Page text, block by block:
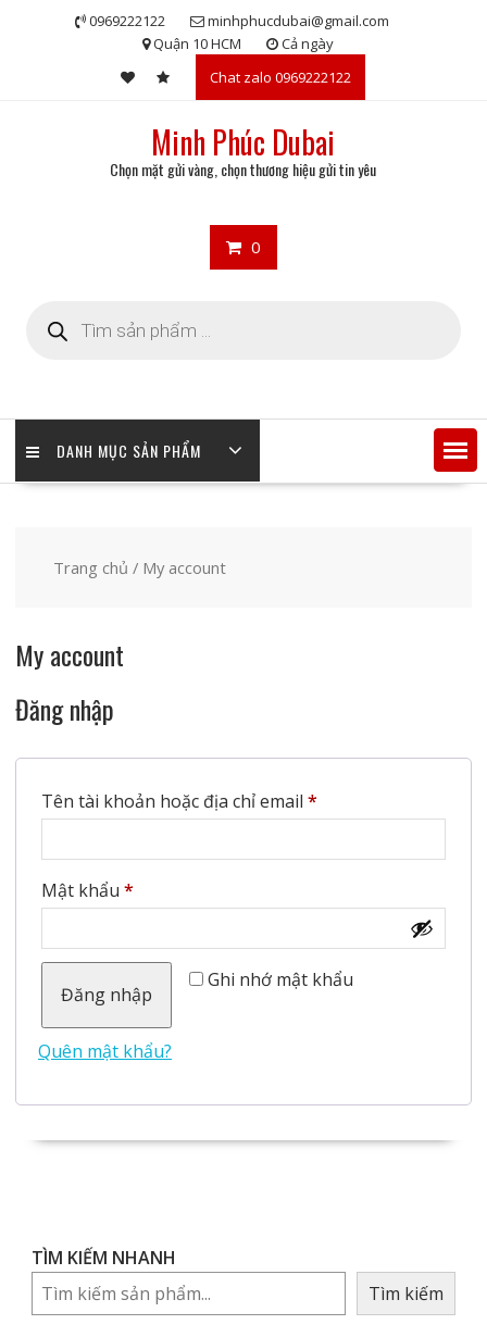
0969222122
minhphucdubai@gmail.com
Quận 10 HCM
Cả ngày
Chat zalo 0969222122
Minh Phúc Dubai
Chọn mặt gửi vàng, chọn thương hiệu gửi tin yêu
0
kiếm
sản
DANH MỤC SẢN PHẨM
Trang chủ / My account
My account
Đăng nhập
Tên tài khoản hoặc địa chỉ email *Bắt
Mật khẩu *Bắt
Ghi nhớ mật khẩu
Đăng nhập
Quên mật khẩu?
TÌM KIẾM NHANH
Tìm kiếm